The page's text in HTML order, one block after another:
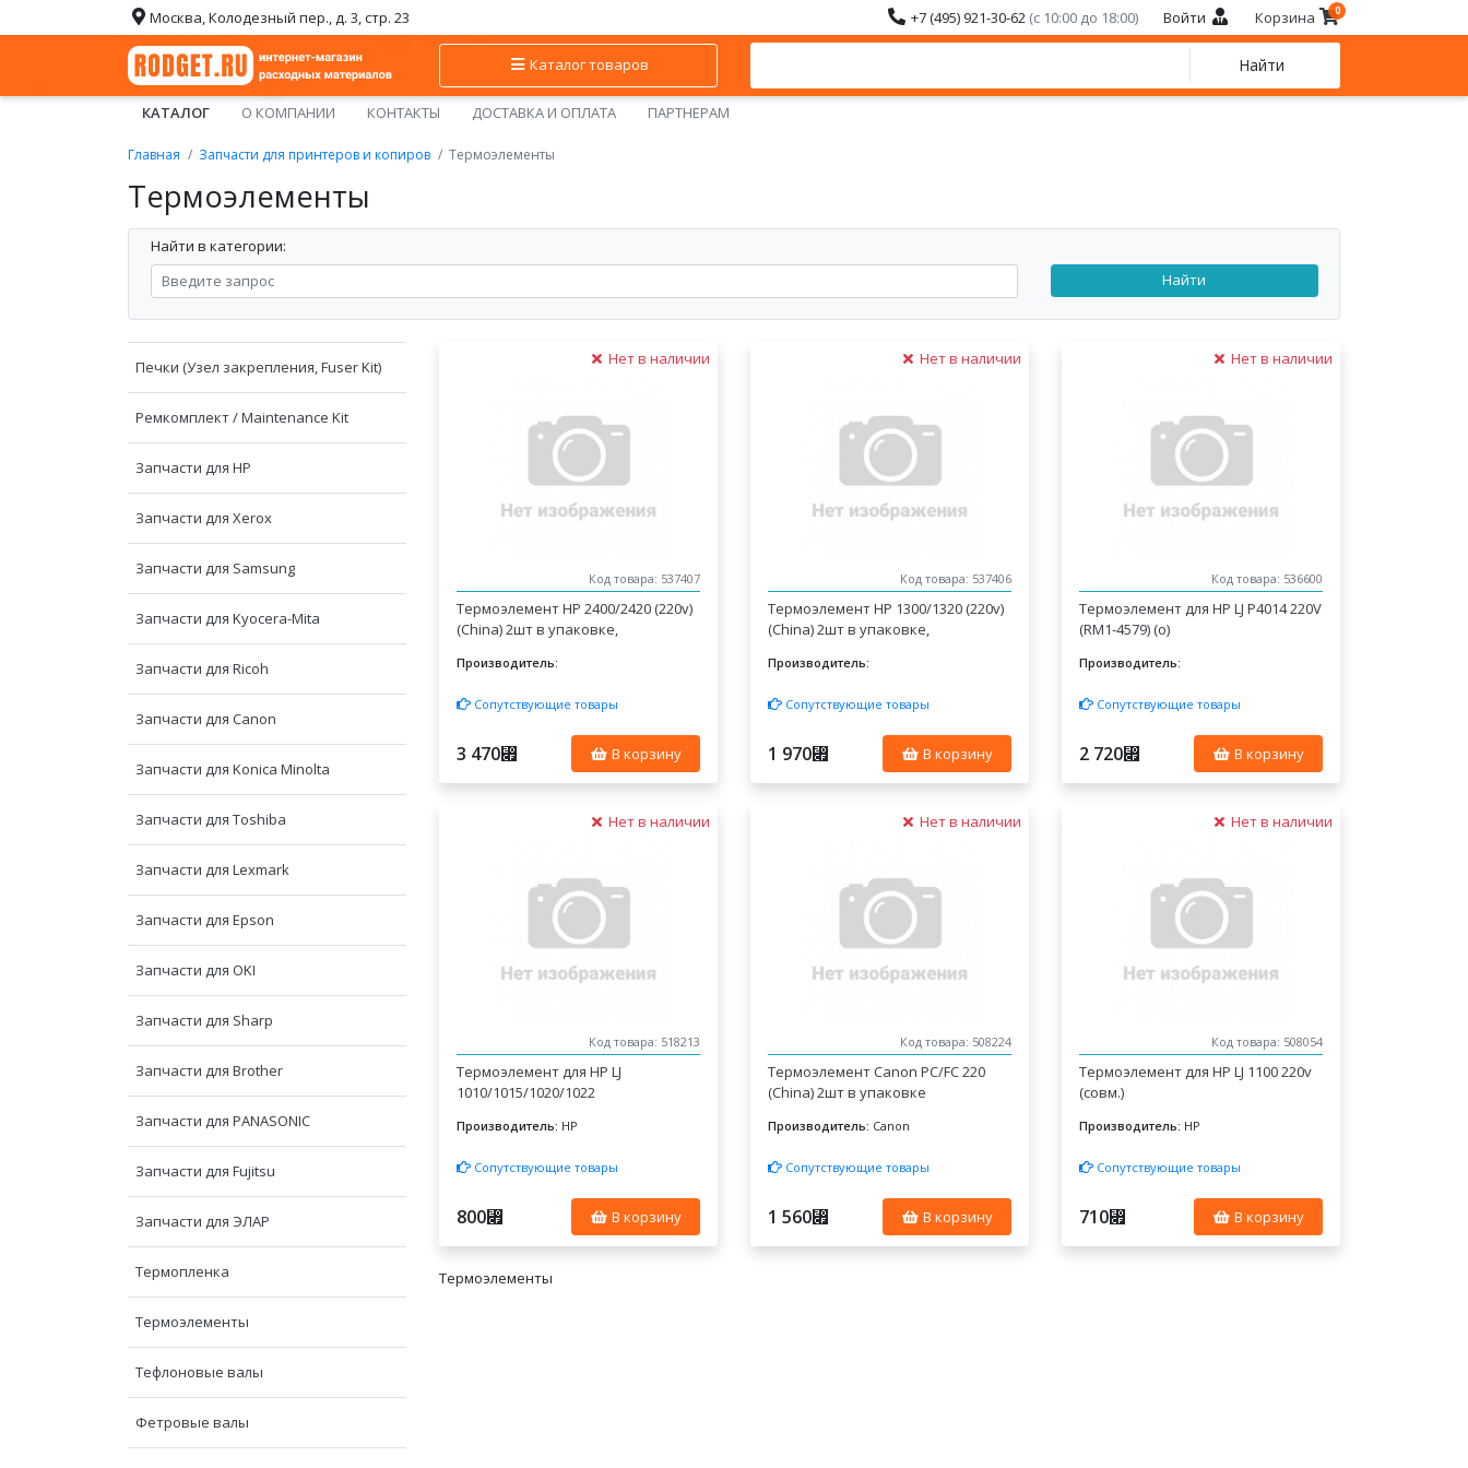
Москва, Колодезный пер., д. 3, стр. 23 +7 (495) 921-30-62 (с 10:00 до 18:00) Войти Корзина 0
Каталог товаров Найти
КАТАЛОГ О КОМПАНИИ КОНТАКТЫ ДОСТАВКА И ОПЛАТА ПАРТНЕРАМ
Главная Запчасти для принтеров и копиров Термоэлементы
Термоэлементы
Найти в категории:
Найти
Печки (Узел закрепления, Fuser Kit)
Ремкомплект / Maintenance Kit
Запчасти для HP
Запчасти для Xerox
Запчасти для Samsung
Запчасти для Kyocera-Mita
Запчасти для Ricoh
Запчасти для Canon
Запчасти для Konica Minolta
Запчасти для Toshiba
Запчасти для Lexmark
Запчасти для Epson
Запчасти для OKI
Запчасти для Sharp
Запчасти для Brother
Запчасти для PANASONIC
Запчасти для Fujitsu
Запчасти для ЭЛАР
Термопленка
Термоэлементы
Тефлоновые валы
Фетровые валы
Нет в наличии
Код товара: 537407
Термоэлемент HP 2400/2420 (220v)
(China) 2шт в упаковке,
Производитель:
Сопутствующие товары
3 470⃏ В корзину
Нет в наличии
Код товара: 537406
Термоэлемент HP 1300/1320 (220v)
(China) 2шт в упаковке,
Производитель:
Сопутствующие товары
1 970⃏ В корзину
Нет в наличии
Код товара: 536600
Термоэлемент для HP LJ P4014 220V
(RM1-4579) (o)
Производитель:
Сопутствующие товары
2 720⃏ В корзину
Нет в наличии
Код товара: 518213
Термоэлемент для HP LJ
1010/1015/1020/1022
Производитель: HP
Сопутствующие товары
800⃏ В корзину
Нет в наличии
Код товара: 508224
Термоэлемент Canon PC/FC 220
(China) 2шт в упаковке
Производитель: Canon
Сопутствующие товары
1 560⃏ В корзину
Нет в наличии
Код товара: 508054
Термоэлемент для HP LJ 1100 220v
(совм.)
Производитель: HP
Сопутствующие товары
710⃏ В корзину
Термоэлементы